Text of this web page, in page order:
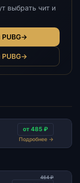
выбрать чит и
→
→
от 485 ₽
Подробнее →
464 ₽